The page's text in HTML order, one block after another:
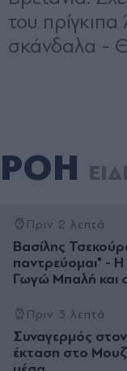
ΡΟΗ
Πριν 2 λεπτά
Βασίλης
παντρεύομαι" -
Γωγώ Μπαλή και
Πριν 3 λεπτά
Συναγερμός
έκταση στο